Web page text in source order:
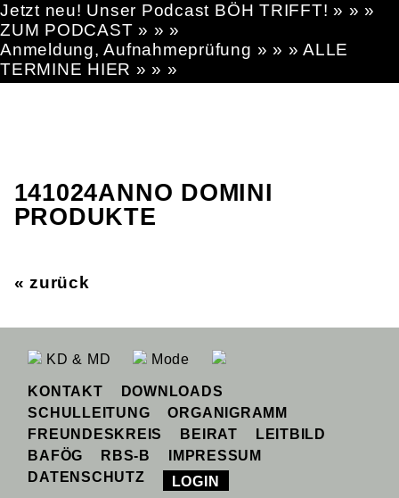
Jetzt neu! Unser Podcast BÖH TRIFFT! » » »
ZUM PODCAST » » »
Anmeldung, Aufnahmeprüfung » » » ALLE
TERMINE HIER » » »
141024ANNO DOMINI
PRODUKTE
« zurück
KD & MD Mode
KONTAKT
DOWNLOADS
SCHULLEITUNG
ORGANIGRAMM
FREUNDESKREIS
BEIRAT
LEITBILD
BAFÖG
RBS-B
IMPRESSUM
DATENSCHUTZ
LOGIN